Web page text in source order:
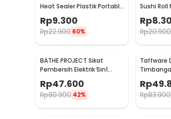
Heat Sealer Plastik Portable
Baterai AA - LX2000A
Rp9.300
Rp22.900 60%
Sushi Roll
Rp
Rp20.900
BATHE PROJECT Sikat
Pembersih Elektrik 5in1
Magic Brush Rechargeable
- WQ8110
Rp47.600
Rp80.900 42%
Taffware
Satuan
Rp
Rp83.900